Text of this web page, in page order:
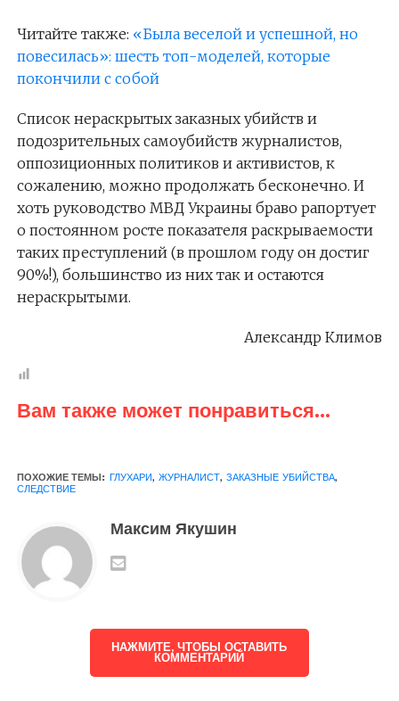
Читайте также: «Была веселой и успешной, но
повесилась»: шесть топ-моделей, которые
покончили с собой
Список нераскрытых заказных убийств и
подозрительных самоубийств журналистов,
оппозиционных политиков и активистов, к
сожалению, можно продолжать бесконечно. И
хоть руководство МВД Украины браво рапортует
о постоянном росте показателя раскрываемости
таких преступлений (в прошлом году он достиг
90%!), большинство из них так и остаются
нераскрытыми.
Александр Климов
Вам также может понравиться...
ПОХОЖИЕ ТЕМЫ: ГЛУХАРИ, ЖУРНАЛИСТ, ЗАКАЗНЫЕ УБИЙСТВА,
СЛЕДСТВИЕ
Максим Якушин
НАЖМИТЕ, ЧТОБЫ ОСТАВИТЬ
КОММЕНТАРИЙ